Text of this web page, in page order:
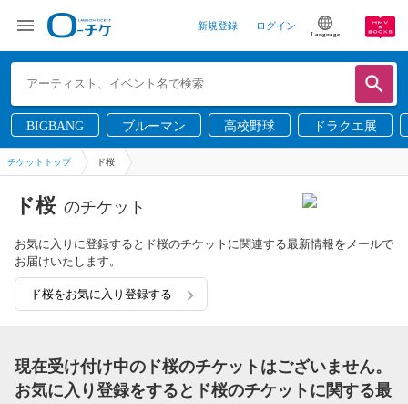
新規登録 ログイン
Language
BIGBANG ブルーマン 高校野球 ドラクエ展
チケットトップ ド桜
ド桜 のチケット
お気に入りに登録するとド桜のチケットに関連する最新情報をメールで
お届けいたします。
ド桜をお気に入り登録する
現在受け付け中のド桜のチケットはございません。
お気に入り登録をするとド桜のチケットに関する最